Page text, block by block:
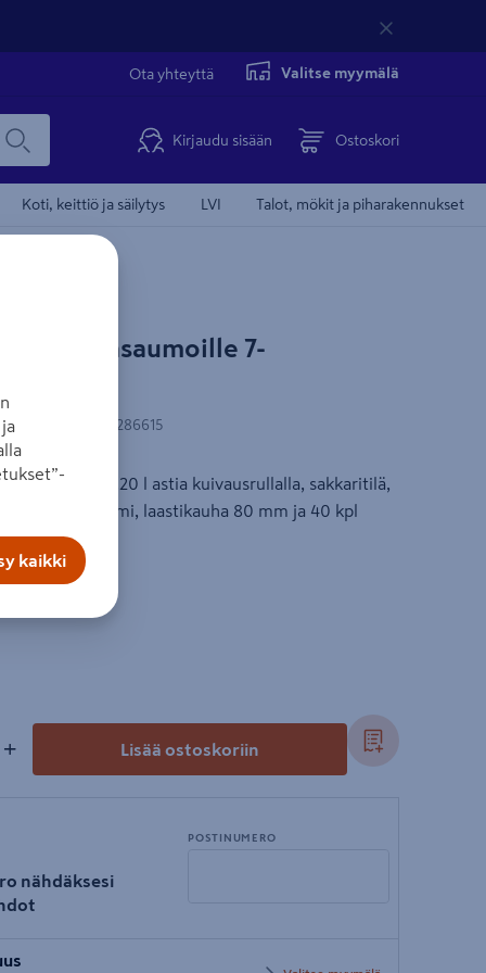
Ota yhteyttä Valitse myymälä
Kirjaudu sisään Ostoskori
Koti, keittiö ja säilytys LVI Talot, mökit ja piharakennukset
laattasaumoille 7-
koodi 5902891286615
Sis.20 l astia kuivausrullalla, sakkaritilä,
saumauskumi, laastikauha 80 mm ja 40 kpl
+ Lisää ostoskoriin
nähdäksesi
POSTINUMERO
postinumero
kaikki